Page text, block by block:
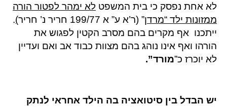
לא אחת נפסק כי בית המשפט לא ימהר לפטור הורה
ממזונות ילד “מרדן” (ר’א ע” א 199/77 חריר נ’ חריר )
.
ייתכנו אף מקרים בהם מסרב הקטין לפגוש את
הורהו ואף אינו נוהג בהם מצוות כבוד אב ואם ועדיין
לא יוכרז כ”מורד”.
יש הבדל בין סיטואציה בה הילד אחראי לנתק